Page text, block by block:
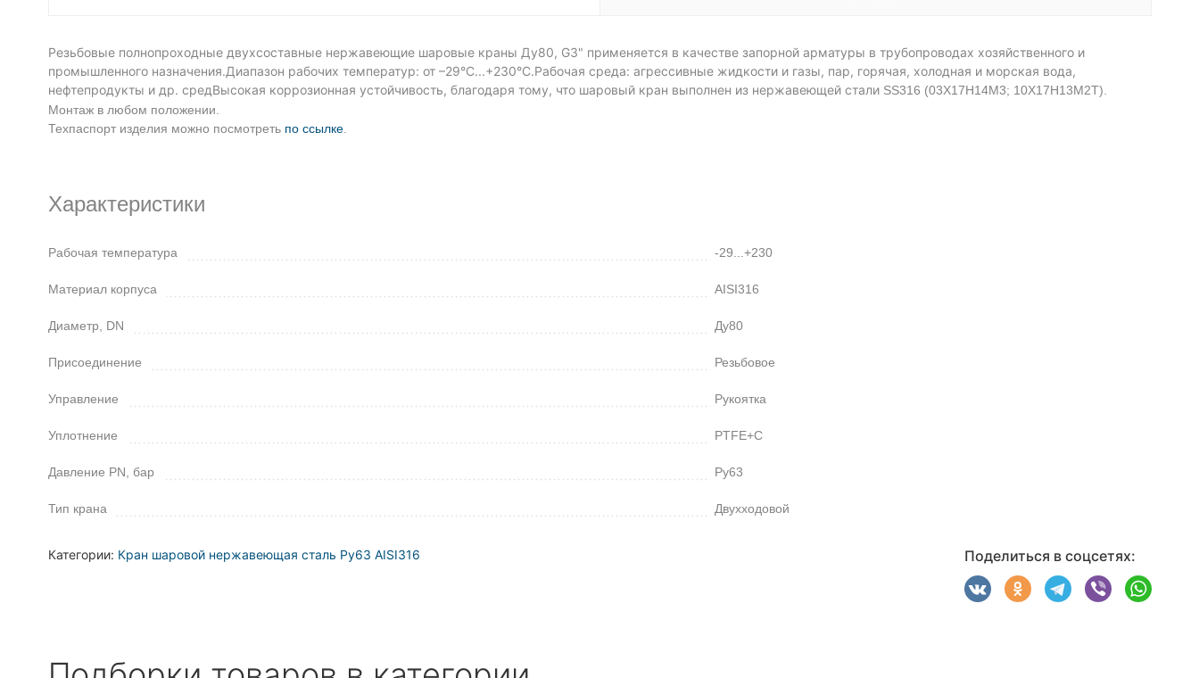
Резьбовые полнопроходные двухсоставные нержавеющие шаровые краны Ду80, G3" применяется в качестве запорной арматуры в трубопроводах хозяйственного и
промышленного назначения.Диапазон рабочих температур: от –29°C...+230°C.Рабочая среда: агрессивные жидкости и газы, пар, горячая, холодная и морская вода,
нефтепродукты и др. средВысокая коррозионная устойчивость, благодаря тому, что шаровый кран выполнен из нержавеющей стали SS316 (03Х17Н14М3; 10Х17Н13М2Т).
Монтаж в любом положении.
Техпаспорт изделия можно посмотреть по ссылке.
Характеристики
Рабочая температура -29...+230
Материал корпуса AISI316
Диаметр, DN Ду80
Присоединение Резьбовое
Управление Рукоятка
Уплотнение PTFE+C
Давление PN, бар Ру63
Тип крана Двухходовой
Категории: Кран шаровой нержавеющая сталь Ру63 AISI316 Поделиться в соцсетях: